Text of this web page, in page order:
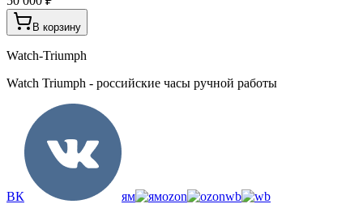
В корзину
Watch-Triumph
Watch Triumph - российские часы ручной работы
ВК ям ozon wb